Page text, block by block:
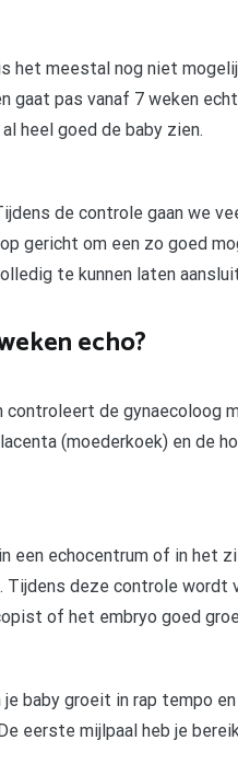
het meestal nog niet
gaat pas vanaf 7 weken
heel goed de baby zien.
de controle gaan we
gericht om een zo goed
te kunnen laten
echo?
de gynaecoloog
(moederkoek) en de
een echocentrum of in het
deze controle wordt
of het embryo goed
baby groeit in rap tempo
eerste mijlpaal heb je